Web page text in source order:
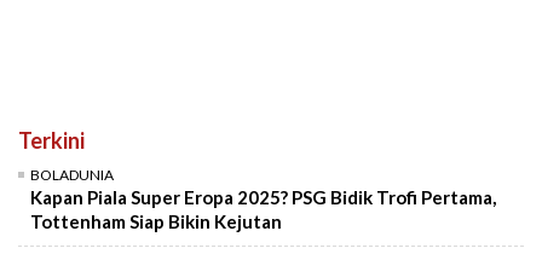
Terkini
BOLADUNIA
Kapan Piala Super Eropa 2025? PSG Bidik Trofi Pertama,
Tottenham Siap Bikin Kejutan